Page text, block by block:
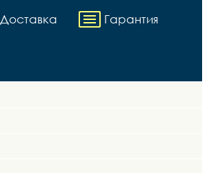
Доставка Гарантия